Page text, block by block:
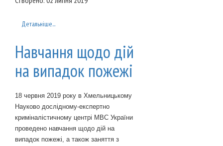
Детальніше...
Навчання щодо дій
на випадок пожежі
18 червня 2019 року в Хмельницькому
Науково дослідному-експертно
криміналістичному центрі МВС України
проведено навчання щодо дій на
випадок пожежі, а також заняття з